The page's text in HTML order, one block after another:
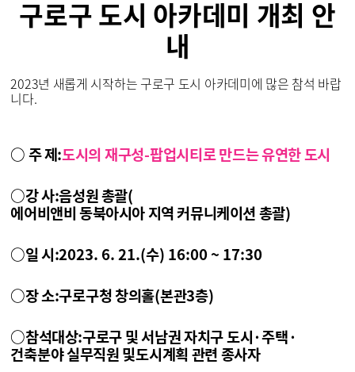
구로구 도시 아카데미 개최 안
내
2023년 새롭게 시작하는 구로구 도시 아카데미에 많은 참석 바랍
니다.
○ 주 제:도시의 재구성-팝업시티로 만드는 유연한 도시
○강 사:음성원 총괄(
에어비앤비 동북아시아 지역 커뮤니케이션 총괄)
○일 시:2023. 6. 21.(수) 16:00 ~ 17:30
○장 소:구로구청 창의홀(본관3층)
○참석대상:구로구 및 서남권 자치구 도시·주택·
건축분야 실무직원 및도시계획 관련 종사자